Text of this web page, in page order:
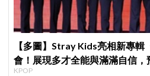
【多圖】Stray Kids亮相新專
會！展現多才全能與滿滿自信，
KPOP